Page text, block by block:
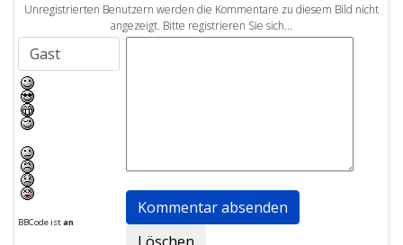
Unregistrierten Benutzern werden die Kommentare zu diesem Bild nicht
angezeigt. Bitte registrieren Sie sich...
BBCode istan